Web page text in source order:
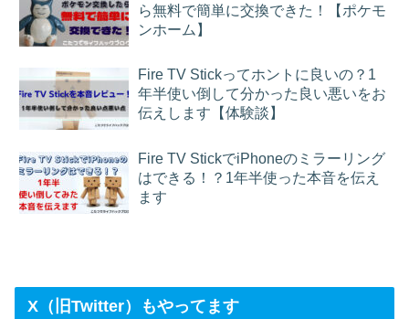
ら無料で簡単に交換できた！【ポケモ
ンホーム】
Fire TV Stickってホントに良いの？1
年半使い倒して分かった良い悪いをお
伝えします【体験談】
Fire TV StickでiPhoneのミラーリング
はできる！？1年半使った本音を伝え
ます
X（旧Twitter）もやってます